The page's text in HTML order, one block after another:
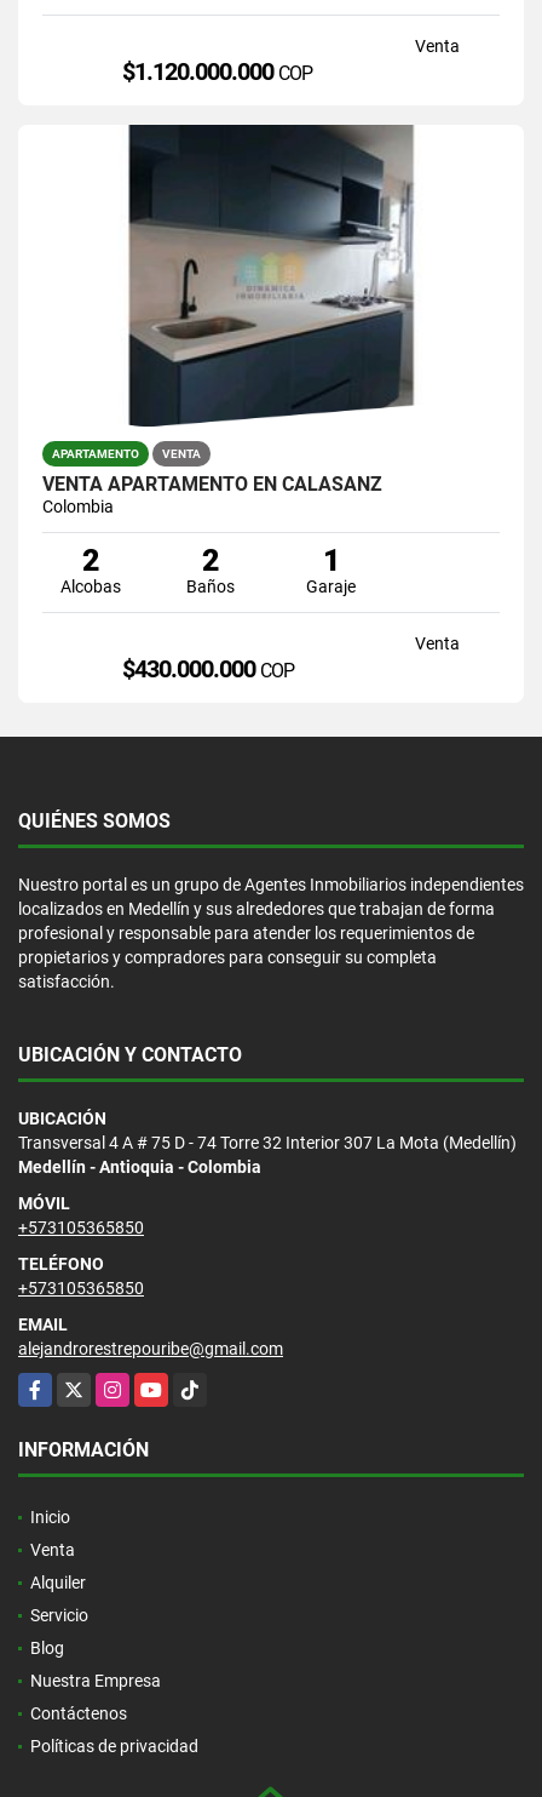
Venta
$1.120.000.000 COP
APARTAMENTO VENTA
VENTA APARTAMENTO EN CALASANZ
Colombia
2
Alcobas
2
Baños
1
Garaje
Venta
$430.000.000 COP
QUIÉNES SOMOS
Nuestro portal es un grupo de Agentes Inmobiliarios independientes
localizados en Medellín y sus alrededores que trabajan de forma
profesional y responsable para atender los requerimientos de
propietarios y compradores para conseguir su completa
satisfacción.
UBICACIÓN Y CONTACTO
UBICACIÓN
Transversal 4 A # 75 D - 74 Torre 32 Interior 307 La Mota (Medellín)
Medellín - Antioquia - Colombia
MÓVIL
+573105365850
TELÉFONO
+573105365850
EMAIL
alejandrorestrepouribe@gmail.com
Facebook
X InstagramYouTubeTikTok
INFORMACIÓN
Inicio
Venta
Alquiler
Servicio
Blog
Nuestra Empresa
Contáctenos
Políticas de privacidad